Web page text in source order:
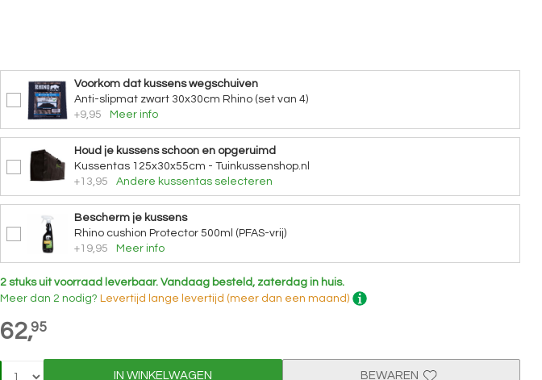
Voorkom dat kussens wegschuiven
Anti-slipmat zwart 30x30cm Rhino (set van 4)
+9,95
Meer info
Houd je kussens schoon en opgeruimd
Kussentas 125x30x55cm - Tuinkussenshop.nl
+13,95
Andere kussentas selecteren
Bescherm je kussens
Rhino cushion Protector 500ml (PFAS-vrij)
+19,95
Meer info
2 stuks uit voorraad leverbaar. Vandaag besteld, zaterdag in huis.
Meer dan 2 nodig? Levertijd lange levertijd (meer dan een maand)
62,95
IN WINKELWAGEN BEWAREN